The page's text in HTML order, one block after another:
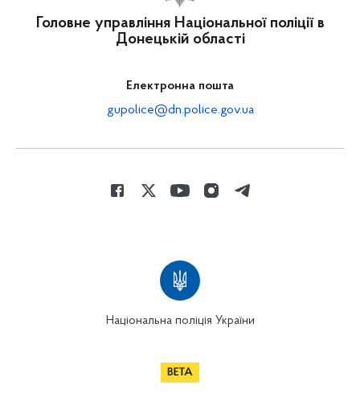
Головне управління Національної поліції в
Донецькій області
Електронна пошта
gupolice@dn.police.gov.ua
Національна поліція України